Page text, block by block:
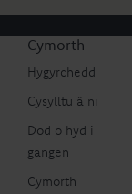
Cymorth
Hygyrchedd
Cysylltu â ni
Dod o hyd i
gangen
Cymorth